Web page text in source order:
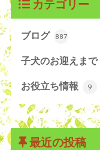
カテゴリー
ブログ 887
子犬のお迎えまで
お役立ち情報 9
最近の投稿